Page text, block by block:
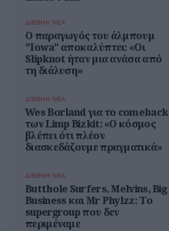
ΔΙΕΘΝΗ ΝΕΑ
Ο παραγωγός του άλμπουμ
"Iowa" αποκαλύπτει: «Οι
Slipknot ήταν μια ανάσα από
τη διάλυση»
ΔΙΕΘΝΗ ΝΕΑ
Wes Borland για το comeback
των Limp Bizkit: «Ο κόσμος
βλέπει ότι πλέον
διασκεδάζουμε πραγματικά»
ΔΙΕΘΝΗ ΝΕΑ
Butthole Surfers, Melvins, Big
Business και Mr Phylzz: Το
supergroup που δεν
περιμέναμε